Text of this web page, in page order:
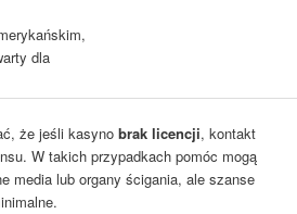
dla
że jeśli kasynobrak licencji, kontakt
W takich przypadkach pomóc mogą
media lub organy ścigania, ale szanse